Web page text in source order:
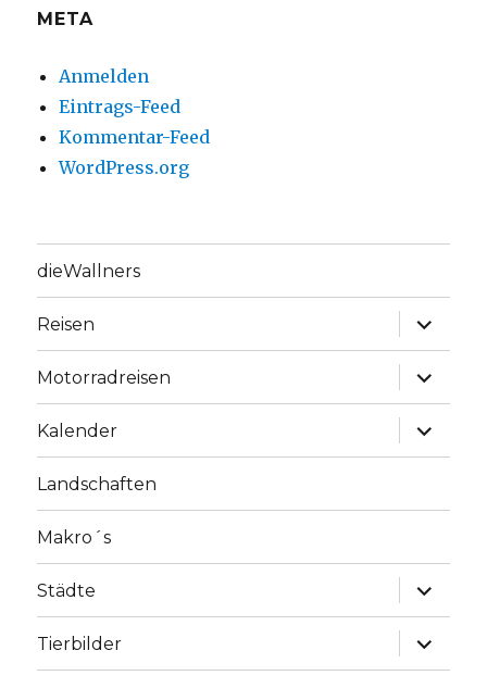
META
Anmelden
Eintrags-Feed
Kommentar-Feed
WordPress.org
dieWallners
Reisen
Motorradreisen
Kalender
Landschaften
Makro´s
Städte
Tierbilder